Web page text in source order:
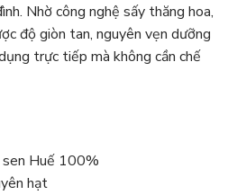
Nhờ công nghệ sấy thăng hoa,
độ giòn tan, nguyên vẹn dưỡng
trực tiếp mà không cần chế
Huế 100%
hạt